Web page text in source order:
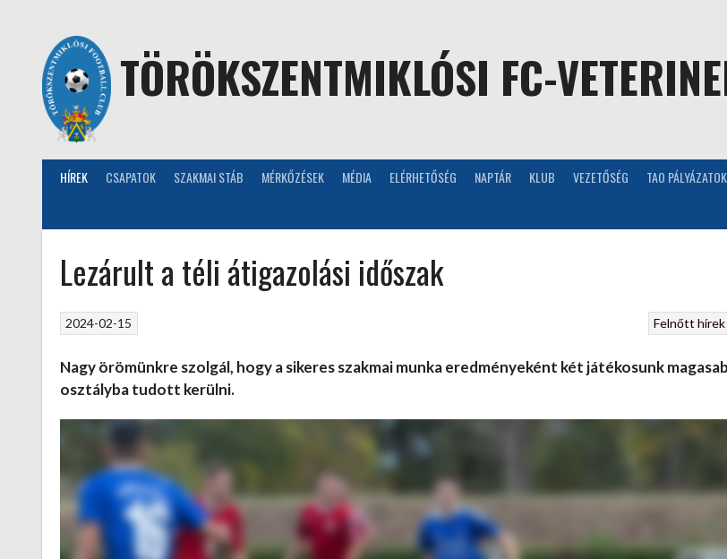
TÖRÖKSZENTMIKLÓSI FC-
HÍREK CSAPATOK SZAKMAI STÁB MÉRKŐZÉSEK MÉDIA ELÉRHETŐSÉG NAPTÁR KLUB VEZETŐSÉG TAO PÁLYÁZATOK
Lezárult a téli átigazolási időszak
Felnőtt hírek
2024-02-15
Nagy örömünkre szolgál, hogy a sikeres szakmai munka eredményeként két játékosunk
osztályba tudott kerülni.